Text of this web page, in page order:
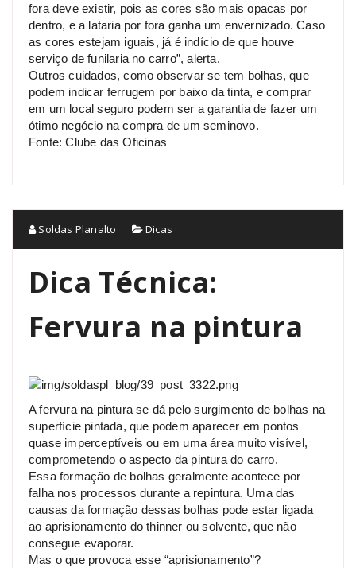
fora deve existir, pois as cores são mais opacas por
dentro, e a lataria por fora ganha um envernizado. Caso
as cores estejam iguais, já é indício de que houve
serviço de funilaria no carro”, alerta.
Outros cuidados, como observar se tem bolhas, que
podem indicar ferrugem por baixo da tinta, e comprar
em um local seguro podem ser a garantia de fazer um
ótimo negócio na compra de um seminovo.
Fonte: Clube das Oficinas
Soldas Planalto Dicas
Dica Técnica:
Fervura na pintura
A fervura na pintura se dá pelo surgimento de bolhas na
superfície pintada, que podem aparecer em pontos
quase imperceptíveis ou em uma área muito visível,
comprometendo o aspecto da pintura do carro.
Essa formação de bolhas geralmente acontece por
falha nos processos durante a repintura. Uma das
causas da formação dessas bolhas pode estar ligada
ao aprisionamento do thinner ou solvente, que não
consegue evaporar.
Mas o que provoca esse “aprisionamento”?